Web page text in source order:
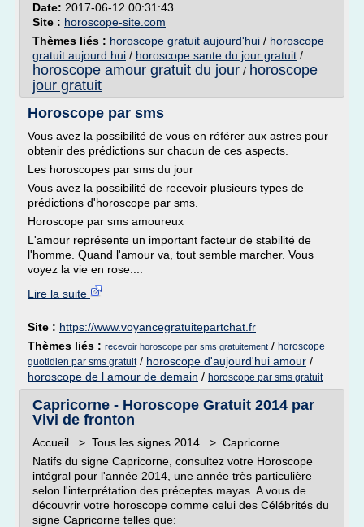
Date: 2017-06-12 00:31:43
Site : horoscope-site.com
Thèmes liés : horoscope gratuit aujourd'hui / horoscope
gratuit aujourd hui / horoscope sante du jour gratuit /
horoscope amour gratuit du jour / horoscope
jour gratuit
Horoscope par sms
Vous avez la possibilité de vous en référer aux astres pour
obtenir des prédictions sur chacun de ces aspects.
Les horoscopes par sms du jour
Vous avez la possibilité de recevoir plusieurs types de
prédictions d'horoscope par sms.
Horoscope par sms amoureux
L'amour représente un important facteur de stabilité de
l'homme. Quand l'amour va, tout semble marcher. Vous
voyez la vie en rose....
Lire la suite
Site : https://www.voyancegratuitepartchat.fr
Thèmes liés : recevoir horoscope par sms gratuitement / horoscope
quotidien par sms gratuit/ horoscope d'aujourd'hui amour /
horoscope de l amour de demain / horoscope par sms gratuit
Capricorne - Horoscope Gratuit 2014 par
Vivi de fronton
Accueil > Tous les signes 2014 > Capricorne
Natifs du signe Capricorne, consultez votre Horoscope
intégral pour l'année 2014, une année très particulière
selon l'interprétation des préceptes mayas. A vous de
découvrir votre horoscope comme celui des Célébrités du
signe Capricorne telles que: